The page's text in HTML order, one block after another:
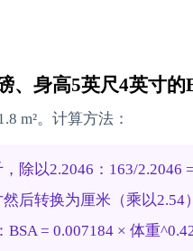
、身高5英尺4英寸的
m²。计算方法：
除以2.2046：163/2.2046
后转换为厘米（乘以2.54
BSA = 0.007184 × 体重